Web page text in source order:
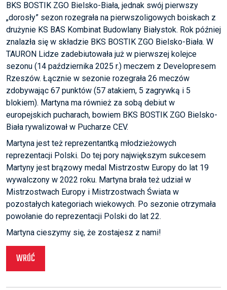
BKS BOSTIK ZGO Bielsko-Biała, jednak swój pierwszy
„dorosły” sezon rozegrała na pierwszoligowych boiskach z
drużynie KS BAS Kombinat Budowlany Białystok. Rok później
znalazła się w składzie BKS BOSTIK ZGO Bielsko-Biała. W
TAURON Lidze zadebiutowała już w pierwszej kolejce
sezonu (14 października 2025 r.) meczem z Developresem
Rzeszów. Łącznie w sezonie rozegrała 26 meczów
zdobywając 67 punktów (57 atakiem, 5 zagrywką i 5
blokiem). Martyna ma również za sobą debiut w
europejskich pucharach, bowiem BKS BOSTIK ZGO Bielsko-
Biała rywalizował w Pucharze CEV.
Martyna jest też reprezentantką młodzieżowych
reprezentacji Polski. Do tej pory największym sukcesem
Martyny jest brązowy medal Mistrzostw Europy do lat 19
wywalczony w 2022 roku. Martyna brała też udział w
Mistrzostwach Europy i Mistrzostwach Świata w
pozostałych kategoriach wiekowych. Po sezonie otrzymała
powołanie do reprezentacji Polski do lat 22.
Martyna cieszymy się, że zostajesz z nami!
WRÓĆ